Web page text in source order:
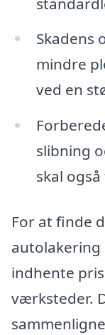
Skadens
mindre
ved en
slibning
skal
For at finde
autolakering
indhente
værksteder.